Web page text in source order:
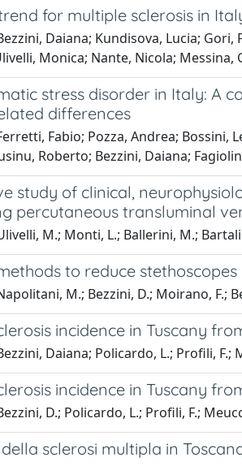
for multiple sclerosis in
Daiana; Kundisova, Lucia;
Monica; Nante, Nicola; Messina,
stress disorder in Italy: A
differences
Fabio; Pozza, Andrea;
Roberto; Bezzini, Daiana;
study of clinical,
percutaneous transluminal
M.; Monti, L.; Ballerini, M.;
to reduce
M.; Bezzini, D.; Moirano, F.;
incidence in Tuscany
Daiana; Policardo, L.; Profili, F.;
incidence in Tuscany
D.; Policardo, L.; Profili, F.;
sclerosi multipla in